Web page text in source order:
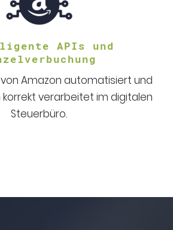
APIs und
Amazon automatisiert und
verarbeitet im digitalen
Steuerbüro.